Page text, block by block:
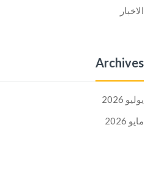
الاخبار
Archives
يوليو 2026
مايو 2026